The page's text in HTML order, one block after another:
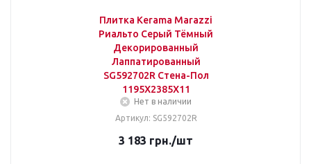
Плитка Kerama Marazzi
Риальто Серый Тёмный
Декорированный
Лаппатированный
SG592702R Стена-Пол
1195Х2385Х11
Нет в наличии
Артикул: SG592702R
3 183 грн./шт